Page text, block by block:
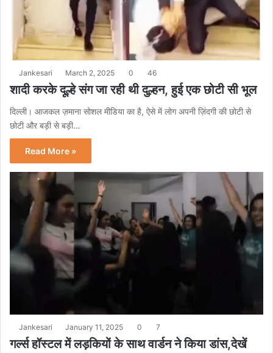
Jankesari March 2, 2025 0 46
शादी करके दूल्हे संग जा रही थी दुल्हन, हुई एक छोटी सी भूल
दिल्ली। आजकल ज़माना सोशल मीडिया का है, ऐसे में लोग अपनी ज़िंदगी की छोटी से
छोटी और बड़ी से बड़ी…
Read More »
Jankesari January 11, 2025 0 7
गर्ल्स हॉस्टल में लड़कियों के साथ वार्डन ने किया डांस,देखें